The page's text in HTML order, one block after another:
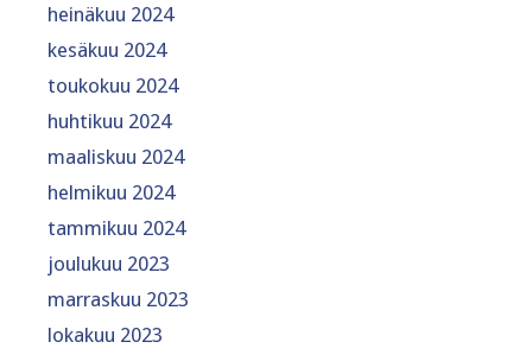
heinäkuu 2024
kesäkuu 2024
toukokuu 2024
huhtikuu 2024
maaliskuu 2024
helmikuu 2024
tammikuu 2024
joulukuu 2023
marraskuu 2023
lokakuu 2023